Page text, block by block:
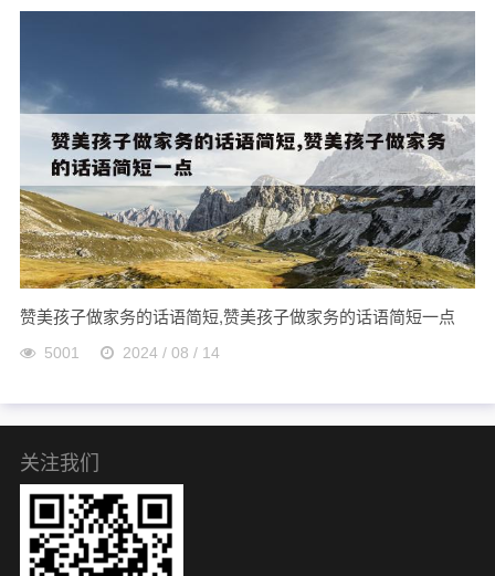
赞美孩子做家务的话语简短,赞美孩子做家务的话语简短一点
5001 2024 / 08 / 14
关注我们